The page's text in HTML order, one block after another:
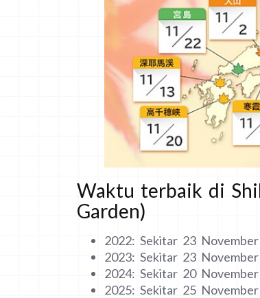
Waktu terbaik di
Garden)
2022: Sekitar 23 November
2023: Sekitar 23 November
2024: Sekitar 20 November
2025: Sekitar 25